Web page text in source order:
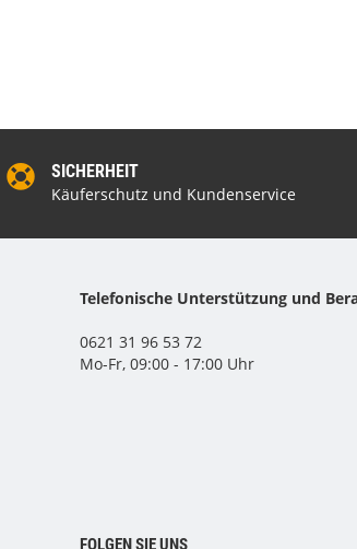
SICHERHEIT
Käuferschutz und Kundenservice
Telefonische Unterstützung und
0621 31 96 53 72
Mo-Fr, 09:00 - 17:00 Uhr
FOLGEN SIE UNS